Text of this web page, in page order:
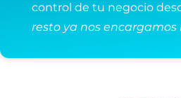
control de tu negocio
resto ya nos encargamos